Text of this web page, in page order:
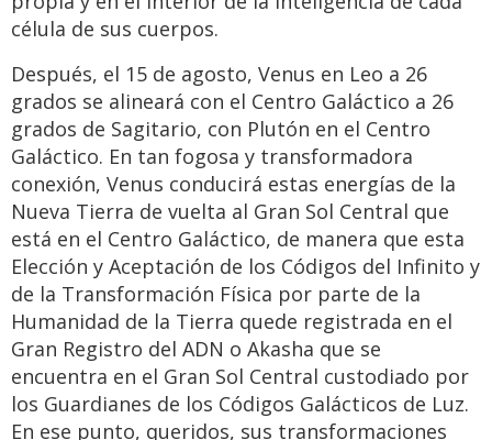
célula de sus cuerpos.
Después, el 15 de agosto, Venus en Leo a 26
grados se alineará con el Centro Galáctico a 26
grados de Sagitario, con Plutón en el Centro
Galáctico. En tan fogosa y transformadora
conexión, Venus conducirá estas energías de la
Nueva Tierra de vuelta al Gran Sol Central que
está en el Centro Galáctico, de manera que esta
Elección y Aceptación de los Códigos del Infinito y
de la Transformación Física por parte de la
Humanidad de la Tierra quede registrada en el
Gran Registro del ADN o Akasha que se
encuentra en el Gran Sol Central custodiado por
los Guardianes de los Códigos Galácticos de Luz.
En ese punto, queridos, sus transformaciones